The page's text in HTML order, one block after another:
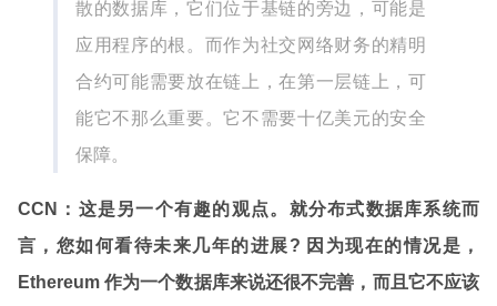
散的数据库，它们位于基链的旁边，可能是
应用程序的根。而作为社交网络财务的精明
合约可能需要放在链上，在第一层链上，可
能它不那么重要。它不需要十亿美元的安全
保障。
CCN：这是另一个有趣的观点。就分布式数据库系统而
言，您如何看待未来几年的进展? 因为现在的情况是，
Ethereum 作为一个数据库来说还很不完善，而且它不应该